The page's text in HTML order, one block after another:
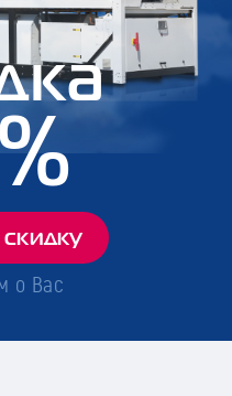
о Вас